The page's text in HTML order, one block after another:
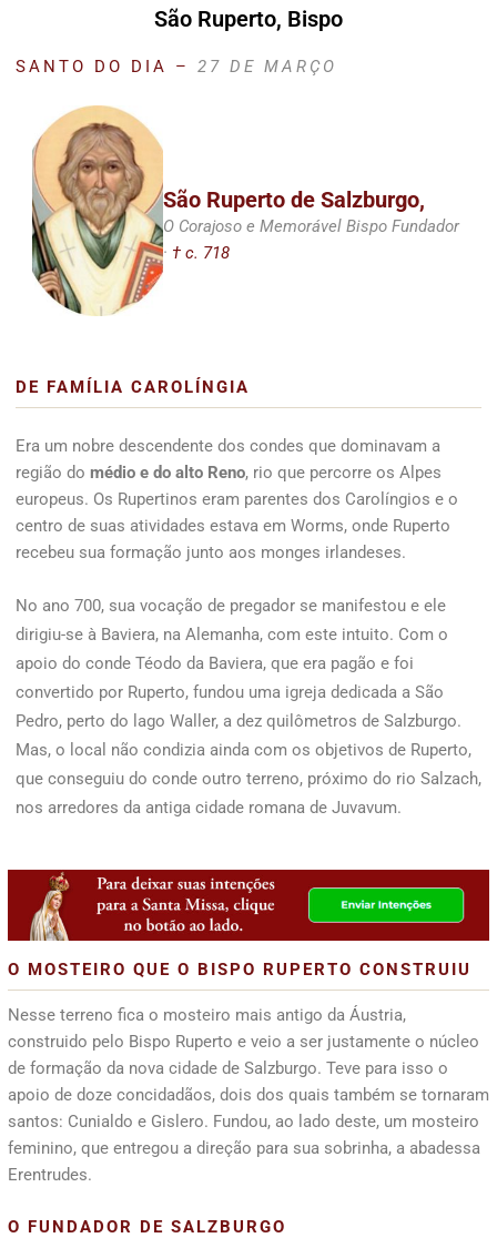
São Ruperto, Bispo
SANTO DO DIA – 27 DE MARÇO
São Ruperto de Salzburgo,
O Corajoso e Memorável Bispo Fundador
· † c. 718
DE FAMÍLIA CAROLÍNGIA
Era um nobre descendente dos condes que dominavam a
região do médio e do alto Reno, rio que percorre os Alpes
europeus. Os Rupertinos eram parentes dos Carolíngios e o
centro de suas atividades estava em Worms, onde Ruperto
recebeu sua formação junto aos monges irlandeses.
No ano 700, sua vocação de pregador se manifestou e ele
dirigiu-se à Baviera, na Alemanha, com este intuito. Com o
apoio do conde Téodo da Baviera, que era pagão e foi
convertido por Ruperto, fundou uma igreja dedicada a São
Pedro, perto do lago Waller, a dez quilômetros de Salzburgo.
Mas, o local não condizia ainda com os objetivos de Ruperto,
que conseguiu do conde outro terreno, próximo do rio Salzach,
nos arredores da antiga cidade romana de Juvavum.
O MOSTEIRO QUE O BISPO RUPERTO CONSTRUIU
Nesse terreno fica o mosteiro mais antigo da Áustria,
construido pelo Bispo Ruperto e veio a ser justamente o núcleo
de formação da nova cidade de Salzburgo. Teve para isso o
apoio de doze concidadãos, dois dos quais também se tornaram
santos: Cunialdo e Gislero. Fundou, ao lado deste, um mosteiro
feminino, que entregou a direção para sua sobrinha, a abadessa
Erentrudes.
O FUNDADOR DE SALZBURGO